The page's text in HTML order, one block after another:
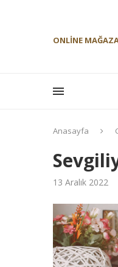
ONLINE
Anasayfa
13 Aralık 2022